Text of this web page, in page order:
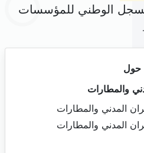
الوطني للمؤسسات
.
حول
والمطارات
المدني والمطارات
المدني والمطارات